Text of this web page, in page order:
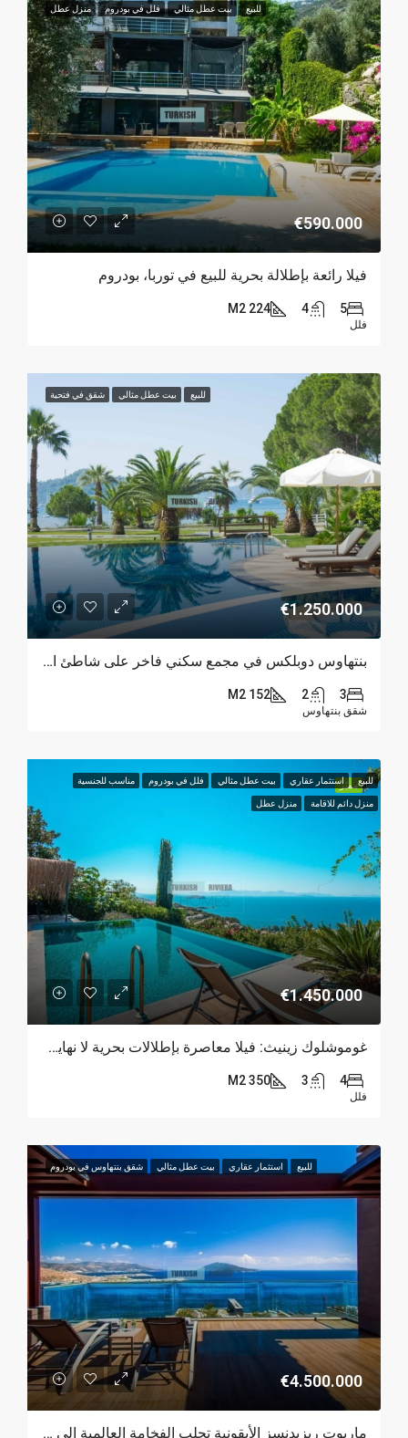
للبيع بيت عطل مثالي فلل في بودروم منزل عطل
€590.000
فيلا رائعة بإطلالة بحرية للبيع في توربا، بودروم
5
4
224 M2
فلل
للبيع بيت عطل مثالي شقق في فتحية
€1.250.000
بنتهاوس دوبلكس في مجمع سكني فاخر على شاطئ البحر. غوجيك- فتحية
3
2
152 M2
شقق بنتهاوس
مميّزللبيع استثمار عقاري بيت عطل مثالي فلل في بودروم مناسب للجنسية
منزل دائم للاقامة منزل عطل
€1.450.000
غوموشلوك زينيث: فيلا معاصرة بإطلالات بحرية لا نهاية لها
4
3
350 M2
فلل
للبيع استثمار عقاري بيت عطل مثالي شقق بنتهاوس في بودروم
€4.500.000
ماريوت ريزيدنسز الأيقونية تجلب الفخامة العالمية إلى بودروم